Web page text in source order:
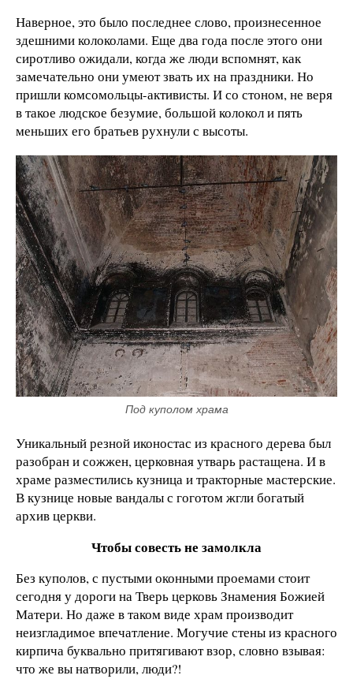
Наверное, это было последнее слово, произнесенное
здешними колоколами. Еще два года после этого они
сиротливо ожидали, когда же люди вспомнят, как
замечательно они умеют звать их на праздники. Но
пришли комсомольцы-активисты. И со стоном, не веря
в такое людское безумие, большой колокол и пять
меньших его братьев рухнули с высоты.
Под куполом храма
Уникальный резной иконостас из красного дерева был
разобран и сожжен, церковная утварь растащена. И в
храме разместились кузница и тракторные мастерские.
В кузнице новые вандалы с гоготом жгли богатый
архив церкви.
Чтобы совесть не замолкла
Без куполов, с пустыми оконными проемами стоит
сегодня у дороги на Тверь церковь Знамения Божией
Матери. Но даже в таком виде храм производит
неизгладимое впечатление. Могучие стены из красного
кирпича буквально притягивают взор, словно взывая:
что же вы натворили, люди?!